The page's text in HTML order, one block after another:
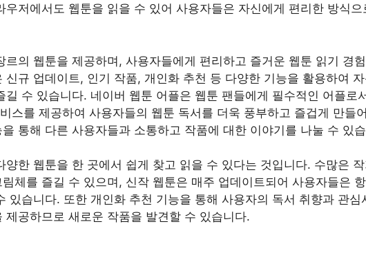
우저에서도 웹툰을 읽을 수 있어 사용자들은 자신에게 편리한 방식으
르의 웹툰을 제공하며, 사용자들에게 편리하고 즐거운 웹툰 읽기 경
신규 업데이트, 인기 작품, 개인화 추천 등 다양한 기능을 활용하여
길 수 있습니다. 네이버 웹툰 어플은 웹툰 팬들에게 필수적인 어플로
스를 제공하여 사용자들의 웹툰 독서를 더욱 풍부하고 즐겁게 만들
통해 다른 사용자들과 소통하고 작품에 대한 이야기를 나눌 수 있
양한 웹툰을 한 곳에서 쉽게 찾고 읽을 수 있다는 것입니다. 수많은 작
체를 즐길 수 있으며, 신작 웹툰은 매주 업데이트되어 사용자들은
있습니다. 또한 개인화 추천 기능을 통해 사용자의 독서 취향과 관심
제공하므로 새로운 작품을 발견할 수 있습니다.